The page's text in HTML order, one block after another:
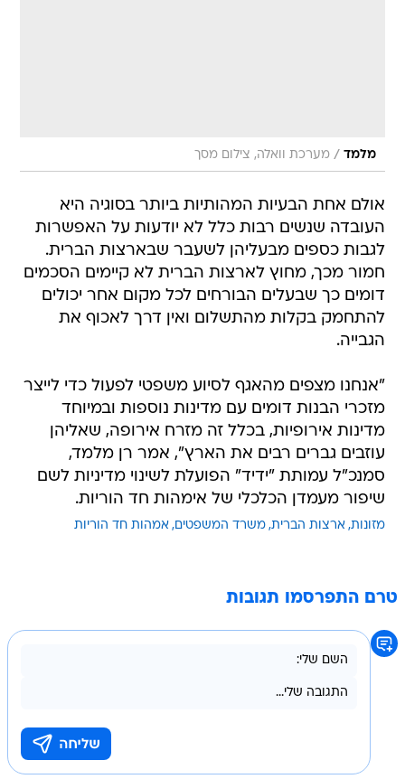
מלמד / מערכת וואלה, צילום מסך
אולם אחת הבעיות המהותיות ביותר בסוגיה היא
העובדה שנשים רבות כלל לא יודעות על האפשרות
לגבות כספים מבעליהן לשעבר שבארצות הברית.
חמור מכך, מחוץ לארצות הברית לא קיימים הסכמים
דומים כך שבעלים הבורחים לכל מקום אחר יכולים
להתחמק בקלות מהתשלום ואין דרך לאכוף את
הגבייה.
"אנחנו מצפים מהאגף לסיוע משפטי לפעול כדי לייצר
מזכרי הבנות דומים עם מדינות נוספות ובמיוחד
מדינות אירופיות, בכלל זה מזרח אירופה, שאליהן
עוזבים גברים רבים את הארץ", אמר רן מלמד,
סמנכ"ל עמותת "ידיד" הפועלת לשינוי מדיניות לשם
שיפור מעמדן הכלכלי של אימהות חד הוריות.
מזונות ארצות הברית משרד המשפטים אמהות חד הוריות
טרם התפרסמו תגובות